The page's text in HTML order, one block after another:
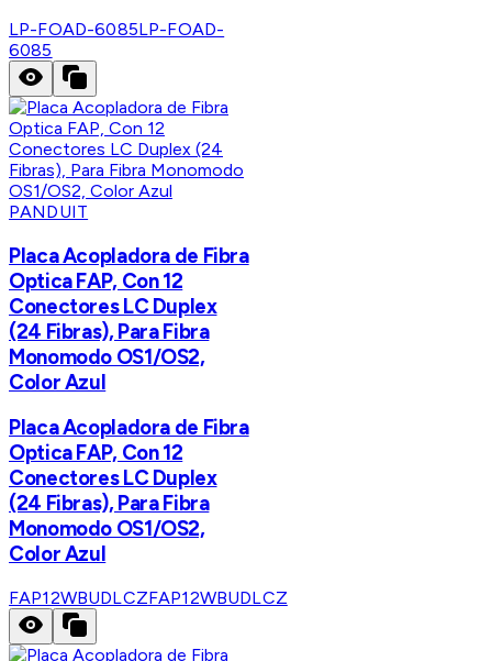
LP-FOAD-6085LP-FOAD-
6085
PANDUIT
Placa Acopladora de Fibra
Optica FAP, Con 12
Conectores LC Duplex
(24 Fibras), Para Fibra
Monomodo OS1/OS2,
Color Azul
Placa Acopladora de Fibra
Optica FAP, Con 12
Conectores LC Duplex
(24 Fibras), Para Fibra
Monomodo OS1/OS2,
Color Azul
FAP12WBUDLCZFAP12WBUDLCZ